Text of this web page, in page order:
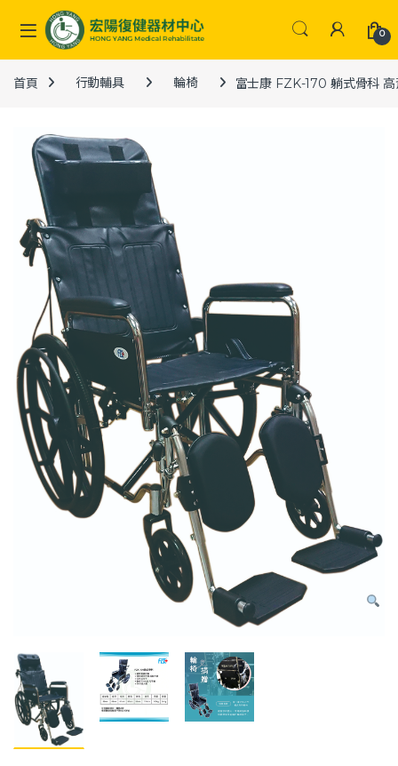
Skip to navigation
Skip to content
0
首頁 行動輔具 輪椅 富士康 FZK-170 躺式骨科